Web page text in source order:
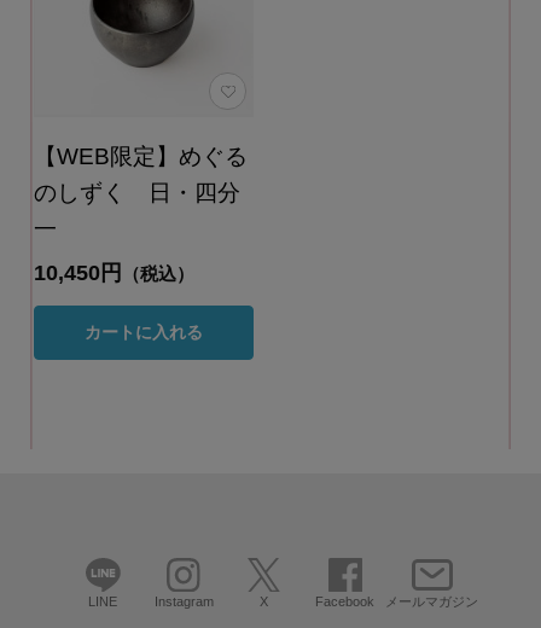
【WEB限定】めぐる
のしずく 日・四分
一
10,450円 （税込）
カートに入れる
LINE Instagram X Facebook メールマガジン